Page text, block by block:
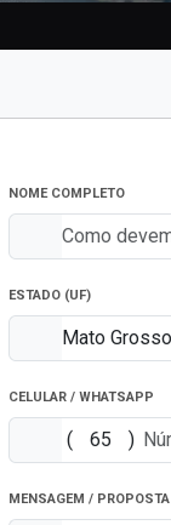
NOME COMPLETO
ESTADO (UF)
CELULAR / WHATSAPP
( )
MENSAGEM / PROPOSTA